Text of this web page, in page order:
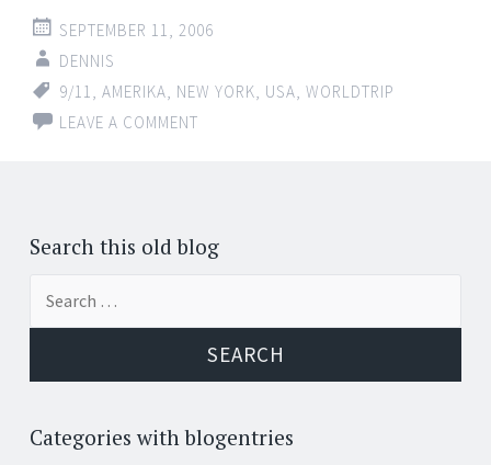
SEPTEMBER 11, 2006
DENNIS
9/11, AMERIKA, NEW YORK, USA, WORLDTRIP
LEAVE A COMMENT
Search this old blog
Categories with blogentries